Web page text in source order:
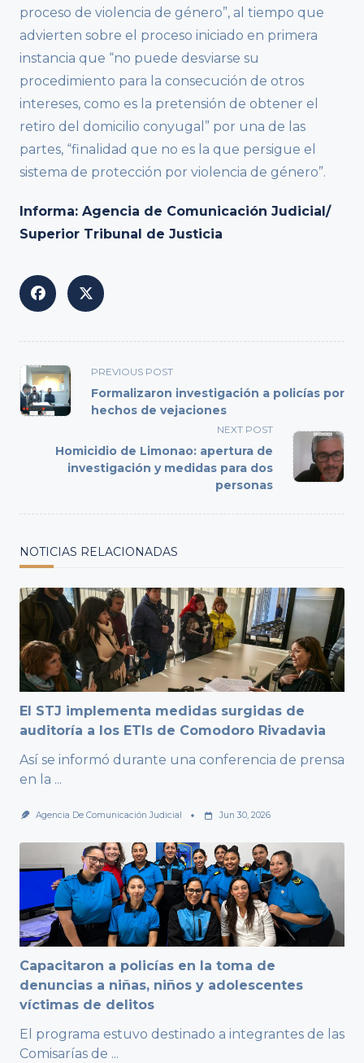
proceso de violencia de género”, al tiempo que
advierten sobre el proceso iniciado en primera
instancia que “no puede desviarse su
procedimiento para la consecución de otros
intereses, como es la pretensión de obtener el
retiro del domicilio conyugal” por una de las
partes, “finalidad que no es la que persigue el
sistema de protección por violencia de género”.
Informa: Agencia de Comunicación Judicial/
Superior Tribunal de Justicia
<span
class="nav-
subtitle
reader-
text">Page</span>
PREVIOUS POST
Formalizaron investigación a policías por
hechos de vejaciones
NEXT POST
Homicidio de Limonao: apertura de
investigación y medidas para dos
personas
NOTICIAS RELACIONADAS
El STJ implementa medidas surgidas de
auditoría a los ETIs de Comodoro Rivadavia
Así se informó durante una conferencia de prensa
en la ...
Agencia De Comunicación Judicial Jun 30, 2026
Capacitaron a policías en la toma de
denuncias a niñas, niños y adolescentes
víctimas de delitos
El programa estuvo destinado a integrantes de las
Comisarías de ...